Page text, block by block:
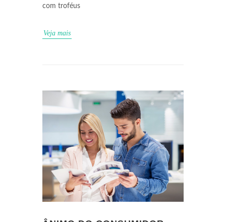
com troféus
Veja mais